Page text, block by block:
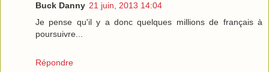
Buck Danny 21 juin, 2013 14:04
Je pense qu'il y a donc quelques millions de français à
poursuivre...
Répondre